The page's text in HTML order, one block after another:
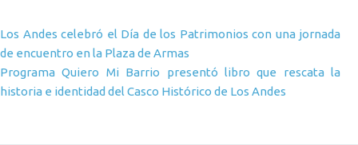
Navegación de entradas
Los Andes celebró el Día de los Patrimonios con una jornada
de encuentro en la Plaza de Armas
Programa Quiero Mi Barrio presentó libro que rescata la
historia e identidad del Casco Histórico de Los Andes